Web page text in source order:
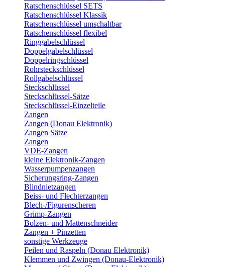
Ratschenschlüssel SETS
Ratschenschlüssel Klassik
Ratschenschlüssel umschaltbar
Ratschenschlüssel flexibel
Ringgabelschlüssel
Doppelgabelschlüssel
Doppelringschlüssel
Rohrsteckschlüssel
Rollgabelschlüssel
Steckschlüssel
Steckschlüssel-Sätze
Steckschlüssel-Einzelteile
Zangen
Zangen (Donau Elektronik)
Zangen Sätze
Zangen
VDE-Zangen
kleine Elektronik-Zangen
Wasserpumpenzangen
Sicherungsring-Zangen
Blindnietzangen
Beiss- und Flechterzangen
Blech-/Figurenscheren
Grimp-Zangen
Bolzen- und Mattenschneider
Zangen + Pinzetten
sonstige Werkzeuge
Feilen und Raspeln (Donau Elektronik)
Klemmen und Zwingen (Donau-Elektronik)